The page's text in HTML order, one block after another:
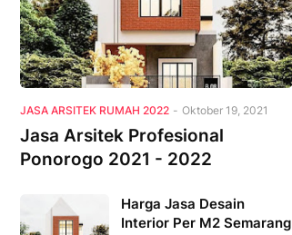
JASA ARSITEK RUMAH 2022 - Oktober 19, 2021
Jasa Arsitek Profesional
Ponorogo 2021 - 2022
Harga Jasa Desain
Interior Per M2 Semarang